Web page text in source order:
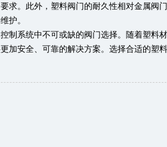
求。此外，塑料阀门的耐久性相对金属阀
护。
制系统中不可或缺的阀门选择。随着塑料
加安全、可靠的解决方案。选择合适的塑